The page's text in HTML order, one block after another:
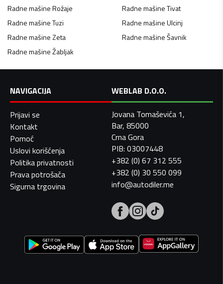
Radne mašineRožaje Radne mašineTivat
Radne mašineTuzi Radne mašineUlcinj
Radne mašineZeta Radne mašineŠavnik
Radne mašineŽabljak
NAVIGACIJA
Prijavi se
Kontakt
Pomoć
Uslovi korišćenja
Politika privatnosti
Prava potrošača
Sigurna trgovina
WEBLAB D.O.O.
Jovana Tomaševića 1,
Bar, 85000
Crna Gora
PIB: 03007448
+382 (0) 67 312 555
+382 (0) 30 550 099
info@autodiler.me